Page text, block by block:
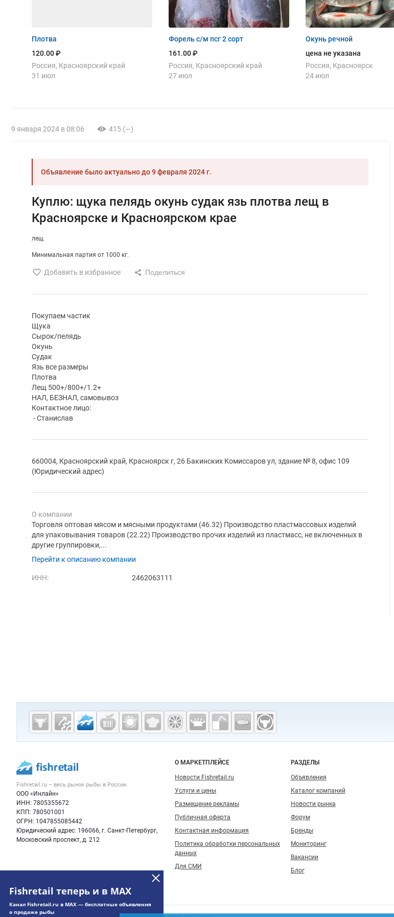
Плотва
120.00 ₽
Россия, Красноярский край
31 июл
Форель с/м псг 2 сорт
161.00 ₽
Россия, Красноярский край
27 июл
Окунь речной
цена не указана
Россия, Красноярск
24 июл
9 января 2024 в 08:06 415 (—)
Объявление было актуально до9 февраля 2024 г.
Куплю: щука пелядь окунь судак язь плотва лещ в
Красноярске и Красноярском крае
лещ
Минимальная партия от 1000 кг.
Добавить в избранное
Покупаем частик
Щука
Сырок/пелядь
Окунь
Судак
Язь все размеры
Плотва
Лещ 500+/800+/1.2+
НАЛ, БЕЗНАЛ, самовывоз
Контактное лицо:
- Станислав
660004, Красноярский край, Красноярск г, 26 Бакинских Комиссаров ул, здание № 8, офис 109
(Юридический адрес)
О компании
Торговля оптовая мясом и мясными продуктами (46.32) Производство пластмассовых изделий
для упаковывания товаров (22.22) Производство прочих изделий из пластмасс, не включенных в
другие группировки,...
Перейти к описанию компании
ИНН: 2462063111
Fishretail теперь и в MAX
Канал Fishretail.ru в MAX — бесплатные объявления
о продаже рыбы
Дополнительная информация
Cсылки на полезные проекты
Fishretail.ru —
рыба,
Важные разделы и контакты
Fishretail.ru – весь рынок рыбы в России.
ООО «Инлайн»
ИНН: 7805355672
КПП: 780501001
ОГРН: 1047855085442
Юридический адрес: 196066, г. Санкт-Петербург,
Московский проспект, д. 212
Навигация по сайту
О МАРКЕТПЛЕЙСЕ
Новости Fishretail.ru
Услуги и цены
Размещение рекламы
Публичная оферта
Контактная информация
Политика обработки персональных
данных
Для СМИ
РАЗДЕЛЫ
Объявления
Каталог компаний
Новости рынка
Форум
Бренды
Мониторинг
Вакансии
Блог